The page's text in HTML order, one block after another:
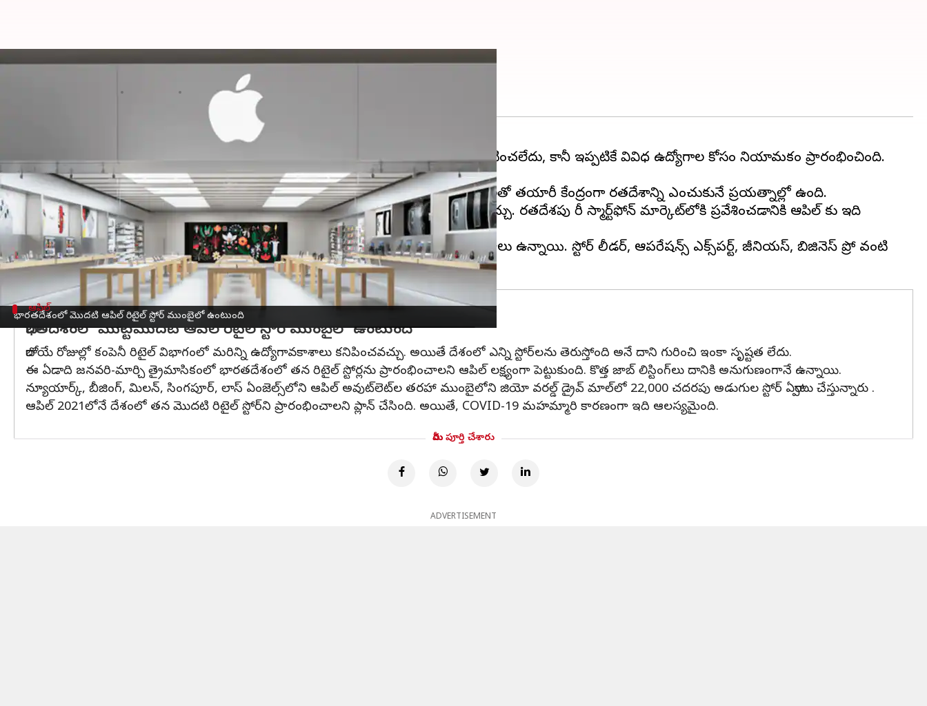
భారతదేశంలో మొదటి ఆపిల్ రిటైల్ స్టోర్ ముంబైలో ఉంటుంది
భారతదేశంలో త్వరలో రిటైల్ స్టోర్లను తెరవనున్న ఆపిల్ సంస్థ
04:54 pm
భారతదేశంలో Apple ఫిజికల్ రిటైల్ దుకాణాలు గురించి కంపెనీ ఇంకా అధికారికంగా ఏమీ ప్రకటించలేదు, కానీ ఇప్పటికే వివిధ ఉద్యోగాల కోసం నియామకం ప్రారంభించింది.
కొంతమంది లింక్డ్‌ఇన్‌లో తమ నియామకాన్ని అధికారికంగా ధృవీకరించారు.
ఆపిల్ ఉత్పత్తులకు భారతదేశంలో ప్రాముఖ్యత పెరుగుతోంది. చైనాలో ఎదుర్కొంటున్న సమస్యలతో తయారీ కేంద్రంగా భారతదేశాన్ని ఎంచుకునే ప్రయత్నాల్లో ఉంది.
రిటైల్ స్టోర్లను ఏర్పాటు చేయడం వలన ఆపిల్ తన అమ్మకాలను మరింత మెరుగుపరచుకోవచ్చు. భారతదేశపు భారీ స్మార్ట్‌ఫోన్ మార్కెట్‌లోకి ప్రవేశించడానికి ఆపిల్ కు ఇది
అవకాశం.
ఆపిల్ కెరీర్ పేజీ (jobs.apple.com)లో "Apple retail" అనే విభాగంలో 12 ఉద్యోగ అవకాశాలు ఉన్నాయి. స్టోర్ లీడర్, ఆపరేషన్స్ ఎక్స్‌పర్ట్, జీనియస్, బిజినెస్ ప్రో వంటి
ఆపిల్
భారతదేశంలో మొట్టమొదటి ఆపిల్ రిటైల్ స్టోర్ ముంబైలో ఉంటుంది
రాబోయే రోజుల్లో కంపెనీ రిటైల్ విభాగంలో మరిన్ని ఉద్యోగావకాశాలు కనిపించవచ్చు. అయితే దేశంలో ఎన్ని స్టోర్‌లను తెరుస్తోంది అనే దాని గురించి ఇంకా సృష్టత లేదు.
ఈ ఏడాది జనవరి-మార్చి త్రైమాసికంలో భారతదేశంలో తన రిటైల్ స్టోర్లను ప్రారంభించాలని ఆపిల్ లక్ష్యంగా పెట్టుకుంది. కొత్త జాబ్ లిస్టింగ్‌లు దానికి అనుగుణంగానే ఉన్నాయి.
న్యూయార్క్, బీజింగ్, మిలన్, సింగపూర్, లాస్ ఏంజెల్స్‌లోని ఆపిల్ అవుట్‌లెట్‌ల తరహా ముంబైలోని జియో వరల్డ్ డ్రైవ్ మాల్‌లో 22,000 చదరపు అడుగుల స్టోర్ ఏర్పాటు చేస్తున్నారు .
ఆపిల్ 2021లోనే దేశంలో తన మొదటి రిటైల్ స్టోర్‌ని ప్రారంభించాలని ప్లాన్ చేసింది. అయితే, COVID-19 మహమ్మారి కారణంగా ఇది ఆలస్యమైంది.
మీరు పూర్తి చేశారు
ADVERTISEMENT